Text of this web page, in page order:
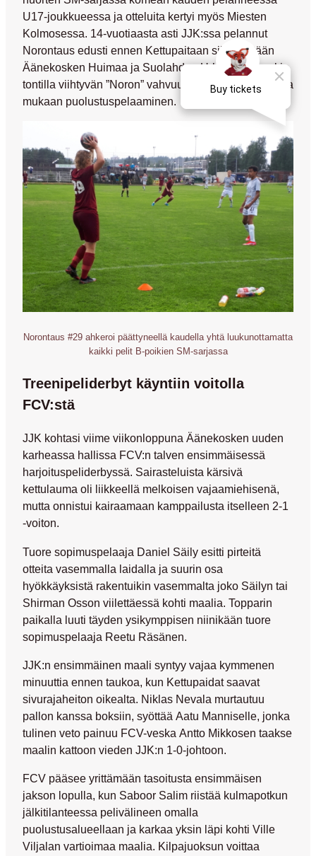
U17-joukkueessa ja otteluita kertyi myös Miesten
Kolmosessa. 14-vuotiaasta asti JJK:ssa pelannut
Norontaus edusti ennen Kettupaitaan siirtymistään
Äänekosken Huimaa ja Suolahden Urhoa. Laitapakin
tontilla viihtyvän ”Noron” vahvuus on omien sanojensa
mukaan puolustuspelaaminen.
Norontaus #29 ahkeroi päättyneellä kaudella yhtä luukunottamatta
kaikki pelit B-poikien SM-sarjassa
Treenipeliderbyt käyntiin voitolla
FCV:stä
JJK kohtasi viime viikonloppuna Äänekosken uuden
karheassa hallissa FCV:n talven ensimmäisessä
harjoituspeliderbyssä. Sairasteluista kärsivä
kettulauma oli liikkeellä melkoisen vajaamiehisenä,
mutta onnistui kairaamaan kamppailusta itselleen 2-1
-voiton.
Tuore sopimuspelaaja Daniel Säily esitti pirteitä
otteita vasemmalla laidalla ja suurin osa
hyökkäyksistä rakentuikin vasemmalta joko Säilyn tai
Shirman Osson viilettäessä kohti maalia. Topparin
paikalla luuti täyden ysikymppisen niinikään tuore
sopimuspelaaja Reetu Räsänen.
JJK:n ensimmäinen maali syntyy vajaa kymmenen
minuuttia ennen taukoa, kun Kettupaidat saavat
sivurajaheiton oikealta. Niklas Nevala murtautuu
pallon kanssa boksiin, syöttää Aatu Manniselle, jonka
tulinen veto painuu FCV-veska Antto Mikkosen taakse
maalin kattoon vieden JJK:n 1-0-johtoon.
FCV pääsee yrittämään tasoitusta ensimmäisen
jakson lopulla, kun Saboor Salim riistää kulmapotkun
jälkitilanteessa pelivälineen omalla
puolustusalueellaan ja karkaa yksin läpi kohti Ville
Viljalan vartioimaa maalia. Kilpajuoksun voittaa